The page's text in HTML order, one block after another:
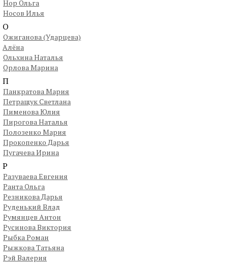
Нор Ольга
Носов Илья
О
Ожиганова (Ударцева)
Алёна
Ольхина Наталья
Орлова Марина
П
Панкратова Мария
Петращук Светлана
Пименова Юлия
Пирогова Наталья
Полозенко Мария
Прокопенко Дарья
Пугачева Ирина
Р
Разуваева Евгения
Ранта Ольга
Резникова Дарья
Руденький Влад
Румянцев Антон
Русинова Виктория
Рыбка Роман
Рыжкова Татьяна
Рэй Валерия